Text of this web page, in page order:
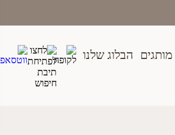
מותגים הבלוג שלנו